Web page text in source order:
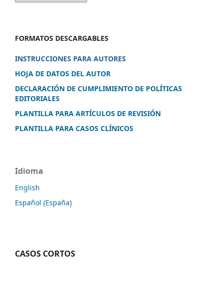
FORMATOS DESCARGABLES
INSTRUCCIONES PARA AUTORES
HOJA DE DATOS DEL AUTOR
DECLARACIÓN DE CUMPLIMIENTO DE POLÍTICAS
EDITORIALES
PLANTILLA PARA ARTÍCULOS DE REVISIÓN
PLANTILLA PARA CASOS CLÍNICOS
Idioma
English
Español (España)
CASOS CORTOS